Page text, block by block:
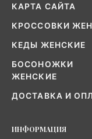
КАРТА САЙТА
КРОССОВКИ
КЕДЫ ЖЕНСКИЕ
БОСОНОЖКИ
ЖЕНСКИЕ
ДОСТАВКА И
ИНФОРМАЦИЯ